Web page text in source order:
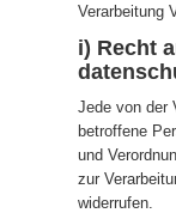
Verarbeitung
i) Recht
Jede von der
betroffene
und
zur
widerrufen.